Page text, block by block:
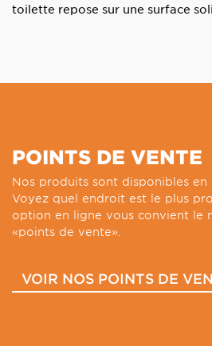
toilette repose sur une surface
POINTS DE VENTE
Nos produits sont disponibles en
Voyez quel endroit est le plus
option en ligne vous convient le
«points de vente».
VOIR NOS POINTS DE